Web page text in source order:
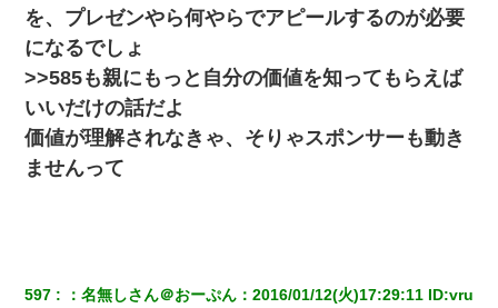
を、プレゼンやら何やらでアピールするのが必要
になるでしょ
>>585も親にもっと自分の価値を知ってもらえば
いいだけの話だよ
価値が理解されなきゃ、そりゃスポンサーも動き
ませんって
597 ：名無しさん＠おーぷん ：2016/01/12(火)17:29:11 ID:vru